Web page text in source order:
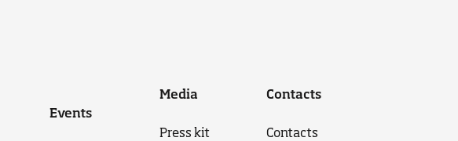
Events
Media
Press kit
Contacts
Contacts